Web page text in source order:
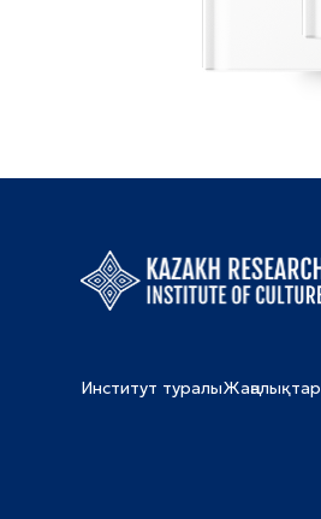
Институт туралыЖаңалықтар